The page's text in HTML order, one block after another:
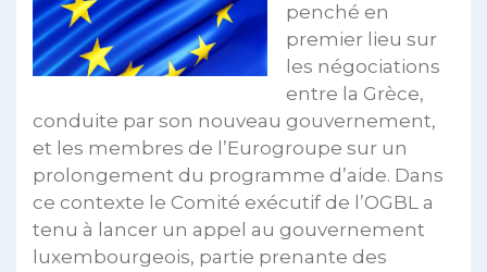
penché en
premier lieu sur
les négociations
entre la Grèce,
conduite par son nouveau gouvernement,
et les membres de l’Eurogroupe sur un
prolongement du programme d’aide. Dans
ce contexte le Comité exécutif de l’OGBL a
tenu à lancer un appel au gouvernement
luxembourgeois, partie prenante des